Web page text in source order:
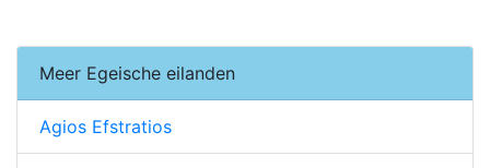
Meer Egeische eilanden
Agios Efstratios